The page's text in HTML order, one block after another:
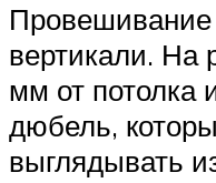
Провешивание
вертикали. На
мм от потолка
дюбель,
выглядывать